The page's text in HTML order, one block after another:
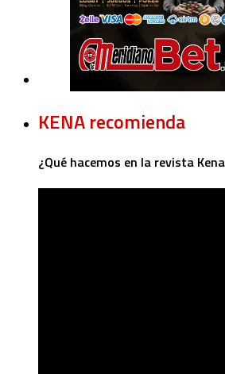
KENA recomienda
¿Qué hacemos en la revista